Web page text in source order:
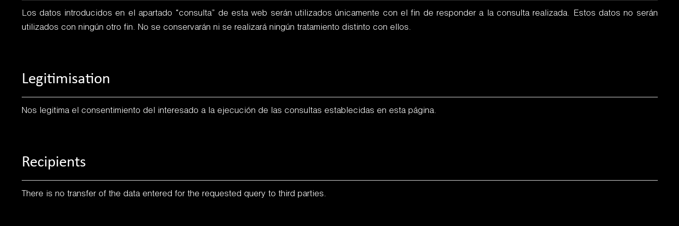
Los datos introducidos en el apartado “consulta” de esta web serán utilizados únicamente con el fin de responder a la consulta realizada. Estos datos no serán
utilizados con ningún otro fin. No se conservarán ni se realizará ningún tratamiento distinto con ellos.
Legitimisation
Nos legitima el consentimiento del interesado a la ejecución de las consultas establecidas en esta página.
Recipients
There is no transfer of the data entered for the requested query to third parties.